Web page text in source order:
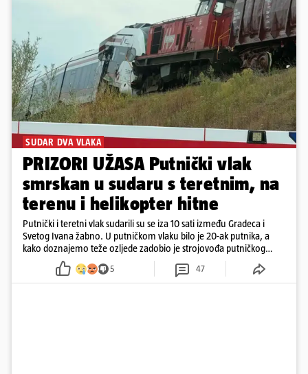
SUDAR DVA VLAKA
PRIZORI UŽASA Putnički vlak
smrskan u sudaru s teretnim, na
terenu i helikopter hitne
Putnički i teretni vlak sudarili su se iza 10 sati između Gradeca i
Svetog Ivana žabno. U putničkom vlaku bilo je 20-ak putnika, a
kako doznajemo teže ozljede zadobio je strojovođa putničkog
vlaka. Zatvoren je promet, a fotoreporteri Prigorskog objavili su
prve snimke s mjesta sudara
5 47